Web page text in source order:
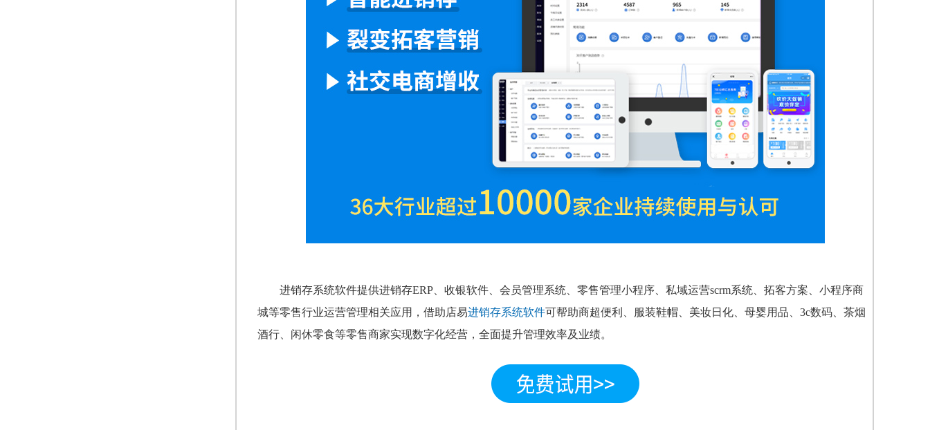
进销存系统软件提供进销存ERP、收银软件、会员管理系统、零售管理小程序、私域运营scrm系统、拓客方案、小程序商
城等零售行业运营管理相关应用，借助店易进销存系统软件可帮助商超便利、服装鞋帽、美妆日化、母婴用品、3c数码、茶烟
酒行、闲休零食等零售商家实现数字化经营，全面提升管理效率及业绩。